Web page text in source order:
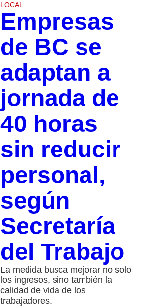
LOCAL
Empresas
de BC se
adaptan a
jornada de
40 horas
sin reducir
personal,
según
Secretaría
del Trabajo
La medida busca mejorar no solo
los ingresos, sino también la
calidad de vida de los
trabajadores.